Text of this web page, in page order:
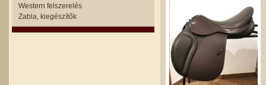
Western felszerelés
Zabla, kiegészítők